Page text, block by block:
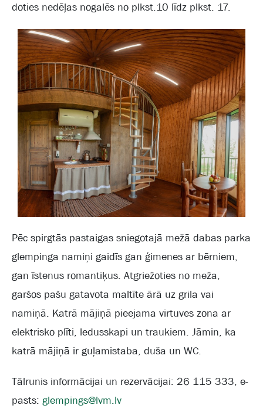
doties nedēļas nogalēs no plkst.10 līdz plkst. 17.
Pēc spirgtās pastaigas sniegotajā mežā dabas parka
glempinga namiņi gaidīs gan ģimenes ar bērniem,
gan īstenus romantiķus. Atgriežoties no meža,
garšos pašu gatavota maltīte ārā uz grila vai
namiņā. Katrā mājiņā pieejama virtuves zona ar
elektrisko plīti, ledusskapi un traukiem. Jāmin, ka
katrā mājiņā ir guļamistaba, duša un WC.
Tālrunis informācijai un rezervācijai: 26 115 333, e-
pasts: glempings@lvm.lv